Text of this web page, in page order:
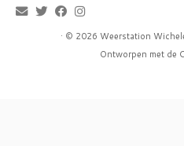
· © 2026 Weerstation
Ontworpen met de